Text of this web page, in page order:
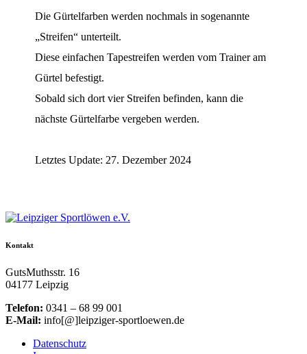
Die Gürtelfarben werden nochmals in sogenannte
„Streifen“ unterteilt.
Diese einfachen Tapestreifen werden vom Trainer am
Gürtel befestigt.
Sobald sich dort vier Streifen befinden, kann die
nächste Gürtelfarbe vergeben werden.
Letztes Update: 27. Dezember 2024
Kontakt
GutsMuthsstr. 16
04177 Leipzig
Telefon: 0341 – 68 99 001
E-Mail: info[@]leipziger-sportloewen.de
Datenschutz